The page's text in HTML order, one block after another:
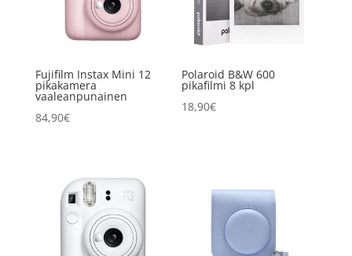
Fujifilm Instax Mini 12
pikakamera
vaaleanpunainen
84,90€
Polaroid B&W 600
pikafilmi 8 kpl
18,90€